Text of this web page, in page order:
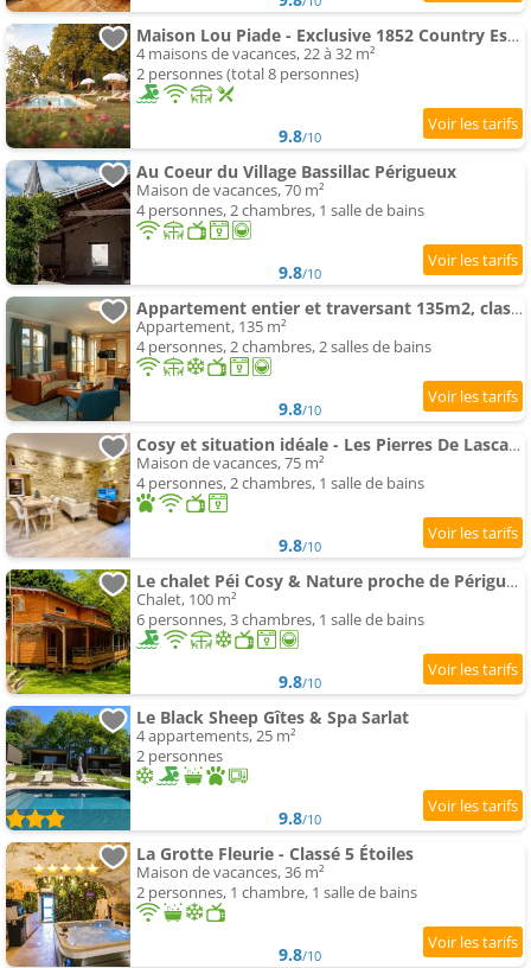
Maison Lou Piade - Exclusive 1852 Country Estate Sarlat
4 maisons de vacances, 22 à 32 m²
2 personnes (total 8 personnes)
9.8/10
Au Coeur du Village Bassillac Périgueux
Maison de vacances, 70 m²
4 personnes, 2 chambres, 1 salle de bains
9.8/10
Appartement entier et traversant 135m2, classé 5 étoiles, Sarlat centre
Appartement, 135 m²
4 personnes, 2 chambres, 2 salles de bains
9.8/10
Cosy et situation idéale - Les Pierres De Lascaux
Maison de vacances, 75 m²
4 personnes, 2 chambres, 1 salle de bains
9.8/10
Le chalet Péi Cosy & Nature proche de Périgueux
Chalet, 100 m²
6 personnes, 3 chambres, 1 salle de bains
9.8/10
Le Black Sheep Gîtes & Spa Sarlat
4 appartements, 25 m²
2 personnes
9.8/10
La Grotte Fleurie - Classé 5 Étoiles
Maison de vacances, 36 m²
2 personnes, 1 chambre, 1 salle de bains
9.8/10